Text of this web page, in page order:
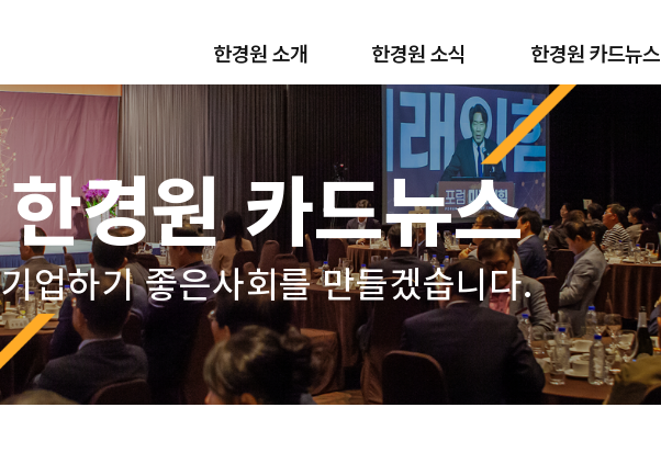
한경원 소개 한경원 소식 한경원 카드뉴스
한경원 카드뉴스
기업하기 좋은사회를 만들겠습니다.